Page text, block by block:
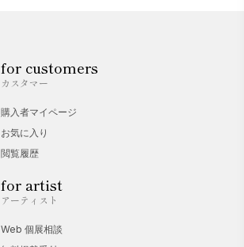
for customers
カスタマー
購入者マイページ
お気に入り
閲覧履歴
for artist
アーティスト
Web 個展相談